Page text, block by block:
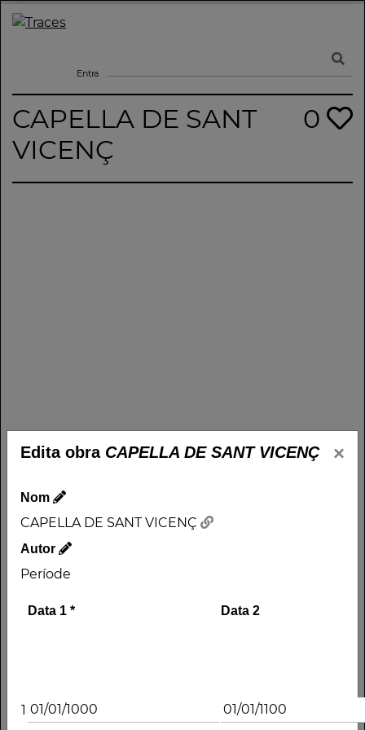
Skip
Entra
CAPELLA DE SANT
VICENÇ
0
Edita obra CAPELLA DE SANT VICENÇ ×
Nom
CAPELLA DE SANT VICENÇ
Autor
Període
Data 1 * Data 2
1